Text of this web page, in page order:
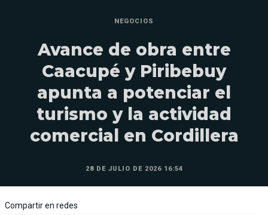
NEGOCIOS
Avance de obra entre
Caacupé y Piribebuy
apunta a potenciar el
turismo y la actividad
comercial en Cordillera
28 DE JULIO DE 2026 16:54
Compartir en redes